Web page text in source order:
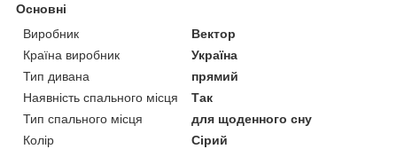
Основні
Виробник
Вектор
Країна виробник
Україна
Тип дивана
прямий
Наявність спального місця
Так
Тип спального місця
для щоденного сну
Колір
Сірий